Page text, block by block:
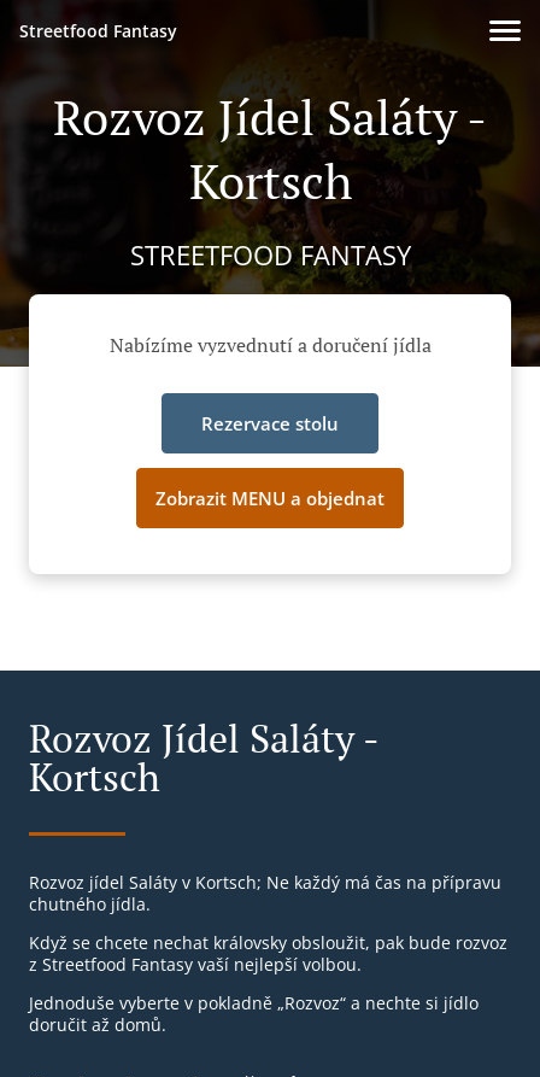
Streetfood Fantasy
Rozvoz Jídel Saláty -
Kortsch
STREETFOOD FANTASY
Nabízíme vyzvednutí a doručení jídla
Rezervace stolu
Zobrazit MENU a objednat
Rozvoz Jídel Saláty -
Kortsch
Rozvoz jídel Saláty v Kortsch; Ne každý má čas na přípravu
chutného jídla.
Když se chcete nechat královsky obsloužit, pak bude rozvoz
z Streetfood Fantasy vaší nejlepší volbou.
Jednoduše vyberte v pokladně „Rozvoz“ a nechte si jídlo
doručit až domů.